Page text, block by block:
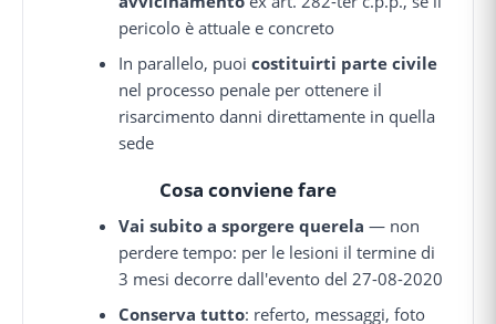
pericolo è attuale e concreto
In parallelo, puoicostituirti parte civile
nel processo penale per ottenere il
risarcimento danni direttamente in quella
sede
Cosa conviene fare
Vai subito a sporgere querela — non
perdere tempo: per le lesioni il termine di
3 mesi decorre dall'evento del 27-08-2020
Conserva tutto: referto, messaggi, foto